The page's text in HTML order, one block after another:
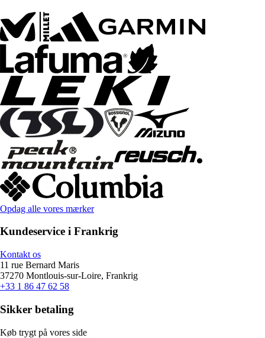
Opdag alle vores mærker
Kundeservice i Frankrig
Kontakt os
11 rue Bernard Maris
37270 Montlouis-sur-Loire, Frankrig
+33 1 86 47 62 58
Sikker betaling
Køb trygt på vores side